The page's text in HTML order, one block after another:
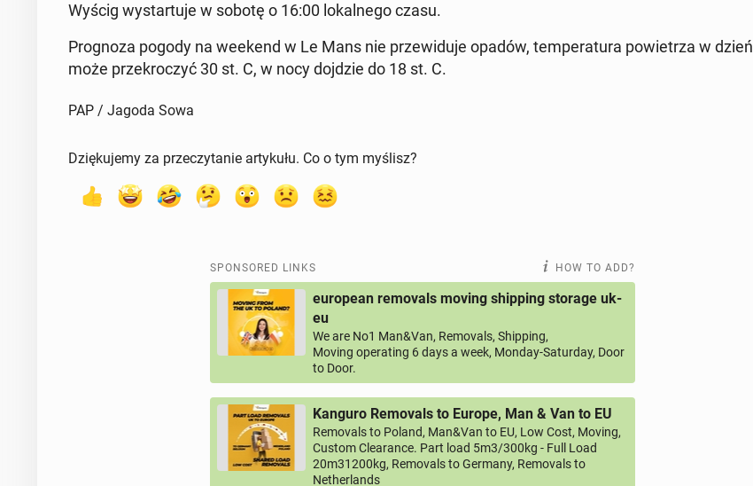
Wyścig wys­tar­tu­je w sobotę o 16:00 lokalnego czasu.
Prog­noza pogody na weekend w Le Mans nie przewidu­je opadów, tem­per­atu­ra powi­etrza w dzień
może przekroczyć 30 st. C, w nocy dojdzie do 18 st. C.
PAP / Jagoda Sowa
Dziękujemy za przeczytanie artykułu. Co o tym myślisz?
SPONSORED LINKS HOW TO ADD?
european removals moving shipping storage uk-
eu
We are No1 Man&Van, Removals, Shipping,
Moving operating 6 days a week, Monday-Saturday, Door
to Door.
Kanguro Removals to Europe, Man & Van to EU
Removals to Poland, Man&Van to EU, Low Cost, Moving,
Custom Clearance. Part load 5m3/300kg - Full Load
20m31200kg, Removals to Germany, Removals to
Netherlands